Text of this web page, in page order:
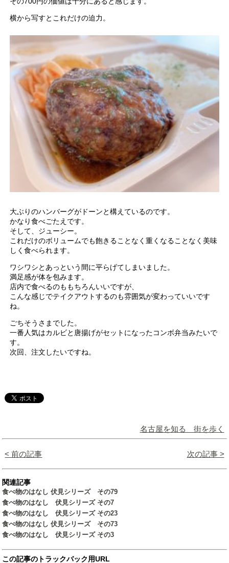
横から写すとこれだけの迫力。
大ぶりのハンバーグがドーンと構えているのです。
かなり食べごたえです。
そして、ジューシー。
これだけのボリュームでも飽きることなく重くなることなく美味
しく食べられます。
ワシワシとあっという間に平らげてしまいました。
満足感が体を包みます。
店内で食べるのももちろんいいですが、
こんな感じでテイクアウトするのも雰囲気が変わっていいです
ね。
ごちそうさまでした。
一番人気はカルビと唐揚げがセットになったコンボ弁当みたいで
す。
次回、注文したいですね。
名古屋を知る 街を歩く
< 前の記事 次の記事 >
関連記事
食べ物のはなし 伏見シリーズ その79
食べ物のはなし 伏見シリーズ その7
食べ物のはなし 伏見シリーズ その23
食べ物のはなし 伏見シリーズ その73
食べ物のはなし 伏見シリーズ その3
この記事のトラックバック用URL